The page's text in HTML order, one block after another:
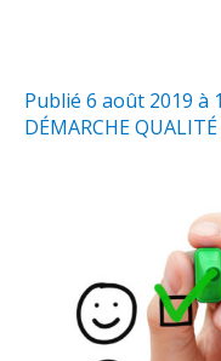
Publié 6 août 2019 à
DÉMARCHE